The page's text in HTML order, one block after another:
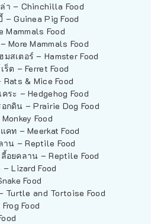
า – Chinchilla Food
– Guinea Pig Food
Mammals Food
More Mammals Food
สเตอร์ – Hamster Food
ร็ต – Ferret Food
& Mice Food
ระ – Hedgehog Food
กดิน – Prairie Dog Food
Food
คท – Meerkat Food
าน – Reptile Food
อยคลาน – Reptile Food
– Lizard Food
Food
Turtle and Tortoise Food
Food